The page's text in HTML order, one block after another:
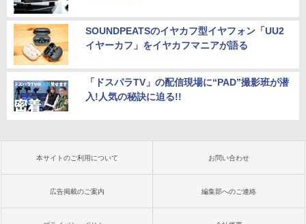
SOUNDPEATSのイヤカフ型イヤフォン「UU2
イヤーカフ」をイヤカフマニアが語る
「ドスパラTV」の配信現場に“PAD”撮影班が潜
入!人気の秘訣に迫る!!
本サイトのご利用について お問い合わせ
広告掲載のご案内 編集部へのご連絡